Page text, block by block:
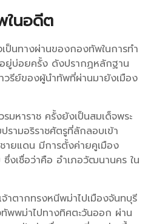
ในอดีต
ป็นทางผ่านของกองทัพในการทำ
ยู่บ่อยครั้ง ดังปรากฏหลักฐาน
รีย์ของผู้นำทัพที่ผ่านมายังเมือง
มหาราช ครั้งยังเป็นสมเด็จพระ
รามอริราชศัตรูที่ลักลอบเข้า
ยแดน มีการตั้งค่ายคูเมือง
งเชื่อว่าคือ อำเภอวัฒนานคร ใน
าตากทรงหนีพม่าไปเมืองจันทบุรี
พพม่าไปทางทิศตะวันออก ผ่าน